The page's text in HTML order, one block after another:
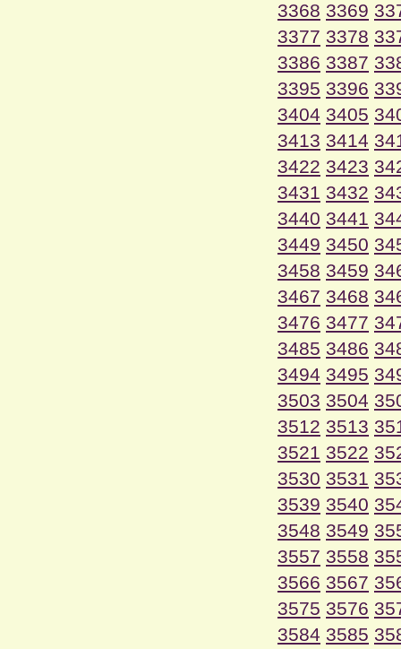
3368 3369
3377 3378
3386 3387
3395 3396
3404 3405
3413 3414
3422 3423
3431 3432
3440 3441
3449 3450
3458 3459
3467 3468
3476 3477
3485 3486
3494 3495
3503 3504
3512 3513
3521 3522
3530 3531
3539 3540
3548 3549
3557 3558
3566 3567
3575 3576
3584 3585